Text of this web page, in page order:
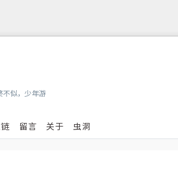
不似，少年游
留言 关于 虫洞